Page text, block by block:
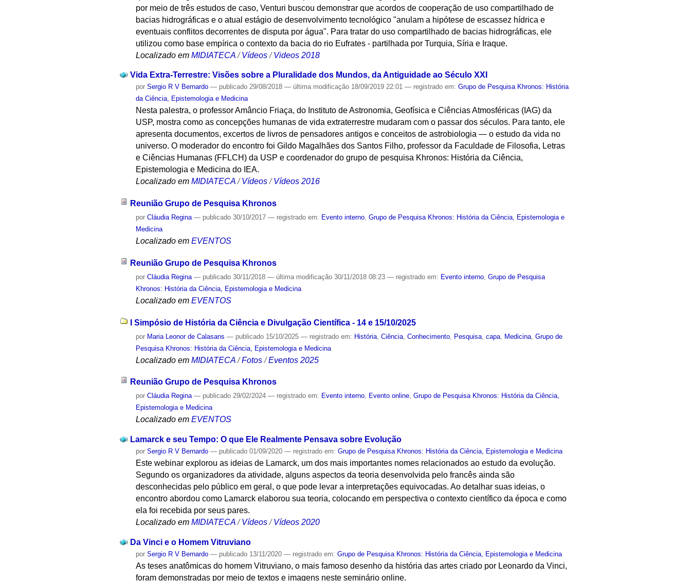
por meio de três estudos de caso, Venturi buscou demonstrar que acordos de cooperação de uso compartilhado de
bacias hidrográficas e o atual estágio de desenvolvimento tecnológico "anulam a hipótese de escassez hídrica e
eventuais conflitos decorrentes de disputa por água". Para tratar do uso compartilhado de bacias hidrográficas, ele
utilizou como base empírica o contexto da bacia do rio Eufrates - partilhada por Turquia, Síria e Iraque.
Localizado em MIDIATECA /Vídeos /Videos 2018
Vida Extra-Terrestre: Visões sobre a Pluralidade dos Mundos, da Antiguidade ao Século XXI
porSergio R V Bernardo — publicado 29/08/2018— última modificação 18/09/2019 22:01— registrado em:Grupo de Pesquisa Khronos: História
da Ciência, Epistemologia e Medicina
Nesta palestra, o professor Amâncio Friaça, do Instituto de Astronomia, Geofísica e Ciências Atmosféricas (IAG) da
USP, mostra como as concepções humanas de vida extraterrestre mudaram com o passar dos séculos. Para tanto, ele
apresenta documentos, excertos de livros de pensadores antigos e conceitos de astrobiologia — o estudo da vida no
universo. O moderador do encontro foi Gildo Magalhães dos Santos Filho, professor da Faculdade de Filosofia, Letras
e Ciências Humanas (FFLCH) da USP e coordenador do grupo de pesquisa Khronos: História da Ciência,
Epistemologia e Medicina do IEA.
Localizado em MIDIATECA /Vídeos /Vídeos 2016
Reunião Grupo de Pesquisa Khronos
porCláudia Regina — publicado 30/10/2017— registrado em: Evento interno,Grupo de Pesquisa Khronos: História da Ciência, Epistemologia e
Medicina
Localizado em EVENTOS
Reunião Grupo de Pesquisa Khronos
porCláudia Regina — publicado 30/11/2018— última modificação 30/11/2018 08:23— registrado em: Evento interno ,Grupo de Pesquisa
Khronos: História da Ciência, Epistemologia e Medicina
Localizado em EVENTOS
I Simpósio de História da Ciência e Divulgação Científica - 14 e 15/10/2025
por Maria Leonor de Calasans — publicado 15/10/2025— registrado em: História ,Ciência ,Conhecimento Pesquisa ,capa Medicina ,Grupo de
Pesquisa Khronos: História da Ciência, Epistemologia e Medicina
Localizado em MIDIATECA /Fotos /Eventos 2025
Reunião Grupo de Pesquisa Khronos
porCláudia Regina — publicado 29/02/2024— registrado em: Evento interno, Evento online,Grupo de Pesquisa Khronos: História da Ciência,
Epistemologia e Medicina
Localizado em EVENTOS
Lamarck e seu Tempo: O que Ele Realmente Pensava sobre Evolução
porSergio R V Bernardo — publicado 01/09/2020— registrado em:Grupo de Pesquisa Khronos: História da Ciência, Epistemologia e Medicina
Este webinar explorou as ideias de Lamarck, um dos mais importantes nomes relacionados ao estudo da evolução.
Segundo os organizadores da atividade, alguns aspectos da teoria desenvolvida pelo francês ainda são
desconhecidas pelo público em geral, o que pode levar a interpretações equivocadas. Ao detalhar suas ideias, o
encontro abordou como Lamarck elaborou sua teoria, colocando em perspectiva o contexto científico da época e como
ela foi recebida por seus pares.
Localizado em MIDIATECA /Vídeos /Vídeos 2020
Da Vinci e o Homem Vitruviano
porSergio R V Bernardo — publicado 13/11/2020— registrado em:Grupo de Pesquisa Khronos: História da Ciência, Epistemologia e Medicina
As teses anatômicas do homem Vitruviano, o mais famoso desenho da história das artes criado por Leonardo da Vinci,
foram demonstradas por meio de textos e imagens neste seminário online.